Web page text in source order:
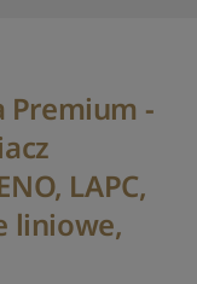
Premium -
LAPC,
liniowe,